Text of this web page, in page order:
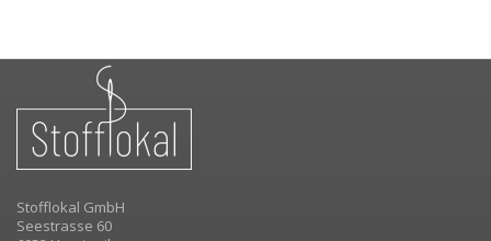
Stofflokal GmbH
Seestrasse 60